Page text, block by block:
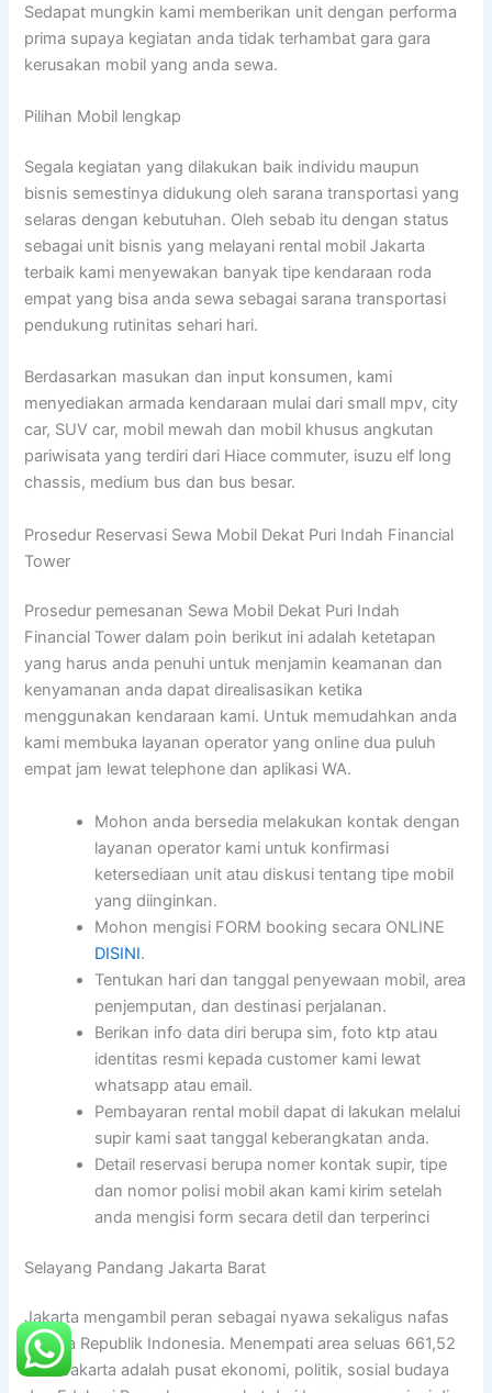
Sedapat mungkin kami memberikan unit dengan performa
prima supaya kegiatan anda tidak terhambat gara gara
kerusakan mobil yang anda sewa.
Pilihan Mobil lengkap
Segala kegiatan yang dilakukan baik individu maupun
bisnis semestinya didukung oleh sarana transportasi yang
selaras dengan kebutuhan. Oleh sebab itu dengan status
sebagai unit bisnis yang melayani rental mobil Jakarta
terbaik kami menyewakan banyak tipe kendaraan roda
empat yang bisa anda sewa sebagai sarana transportasi
pendukung rutinitas sehari hari.
Berdasarkan masukan dan input konsumen, kami
menyediakan armada kendaraan mulai dari small mpv, city
car, SUV car, mobil mewah dan mobil khusus angkutan
pariwisata yang terdiri dari Hiace commuter, isuzu elf long
chassis, medium bus dan bus besar.
Prosedur Reservasi Sewa Mobil Dekat Puri Indah Financial
Tower
Prosedur pemesanan Sewa Mobil Dekat Puri Indah
Financial Tower dalam poin berikut ini adalah ketetapan
yang harus anda penuhi untuk menjamin keamanan dan
kenyamanan anda dapat direalisasikan ketika
menggunakan kendaraan kami. Untuk memudahkan anda
kami membuka layanan operator yang online dua puluh
empat jam lewat telephone dan aplikasi WA.
Mohon anda bersedia melakukan kontak dengan
layanan operator kami untuk konfirmasi
ketersediaan unit atau diskusi tentang tipe mobil
yang diinginkan.
Mohon mengisi FORM booking secara ONLINE
DISINI.
Tentukan hari dan tanggal penyewaan mobil, area
penjemputan, dan destinasi perjalanan.
Berikan info data diri berupa sim, foto ktp atau
identitas resmi kepada customer kami lewat
whatsapp atau email.
Pembayaran rental mobil dapat di lakukan melalui
supir kami saat tanggal keberangkatan anda.
Detail reservasi berupa nomer kontak supir, tipe
dan nomor polisi mobil akan kami kirim setelah
anda mengisi form secara detil dan terperinci
Selayang Pandang Jakarta Barat
Jakarta mengambil peran sebagai nyawa sekaligus nafas
negara Republik Indonesia. Menempati area seluas 661,52
km2 Jakarta adalah pusat ekonomi, politik, sosial budaya